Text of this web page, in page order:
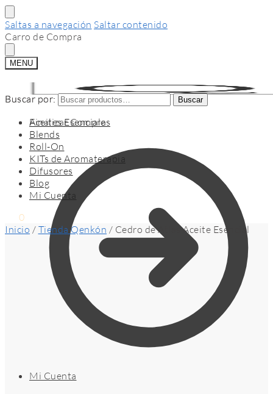
Saltas a navegación Saltar contenido
Carro de Compra
MENU
Buscar por: Buscar
Finalizar Compra
Mi Cuenta
Buscar por: Buscar
Aceites Esenciales
Blends
Roll-On
KITs de Aromaterapia
Difusores
Blog
Mi Cuenta
0
Inicio / Tienda Qenkón / Cedro de Atlas Aceite Esencial